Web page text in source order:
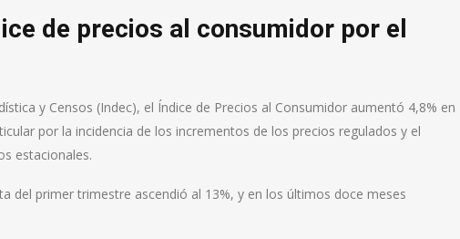
de precios al consumidor por el
y Censos (Indec), el Índice de Precios al Consumidor aumentó 4,8% en
por la incidencia de los incrementos de los precios regulados y el
estacionales.
del primer trimestre ascendió al 13%, y en los últimos doce meses